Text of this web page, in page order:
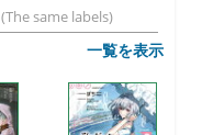
(The same labels)
一覧を表示